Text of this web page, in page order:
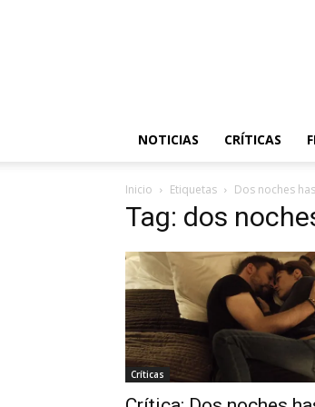
NOTICIAS CRÍTICAS
Inicio Etiquetas Dos noches
Tag: dos
Críticas